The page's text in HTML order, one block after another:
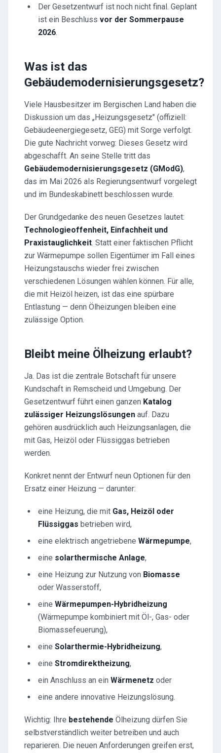
Der Gesetzentwurf ist noch nicht final. Geplant
ist ein Beschluss vor der Sommerpause
2026.
Was ist das
Gebäudemodernisierungsgesetz?
Viele Hausbesitzer im Bergischen Land haben die
Diskussion um das „Heizungsgesetz" (offiziell:
Gebäudeenergiegesetz, GEG) mit Sorge verfolgt.
Die gute Nachricht vorweg: Dieses Gesetz wird
abgeschafft. An seine Stelle tritt das
Gebäudemodernisierungsgesetz (GModG),
das im Mai 2026 als Regierungsentwurf vorgelegt
und im Bundeskabinett beschlossen wurde.
Der Grundgedanke des neuen Gesetzes lautet:
Technologieoffenheit, Einfachheit und
Praxistauglichkeit. Statt einer faktischen Pflicht
zur Wärmepumpe sollen Eigentümer im Fall eines
Heizungstauschs wieder frei zwischen
verschiedenen Lösungen wählen können. Für alle,
die mit Heizöl heizen, ist das eine spürbare
Entlastung — denn Ölheizungen bleiben eine
zulässige Option.
Bleibt meine Ölheizung erlaubt?
Ja. Das ist die zentrale Botschaft für unsere
Kundschaft in Remscheid und Umgebung. Der
Gesetzentwurf führt einen ganzen Katalog
zulässiger Heizungslösungen auf. Dazu
gehören ausdrücklich auch Heizungsanlagen, die
mit Gas, Heizöl oder Flüssiggas betrieben
werden.
Konkret nennt der Entwurf neun Optionen für den
Ersatz einer Heizung — darunter:
eine Heizung, die mit Gas, Heizöl oder
Flüssiggas betrieben wird,
eine elektrisch angetriebene Wärmepumpe,
eine solarthermische Anlage,
eine Heizung zur Nutzung von Biomasse
oder Wasserstoff,
eine Wärmepumpen-Hybridheizung
(Wärmepumpe kombiniert mit Öl-, Gas- oder
Biomassefeuerung),
eine Solarthermie-Hybridheizung,
eine Stromdirektheizung,
ein Anschluss an ein Wärmenetz oder
eine andere innovative Heizungslösung.
Wichtig: Ihre bestehende Ölheizung dürfen Sie
selbstverständlich weiter betreiben und auch
reparieren. Die neuen Anforderungen greifen erst,